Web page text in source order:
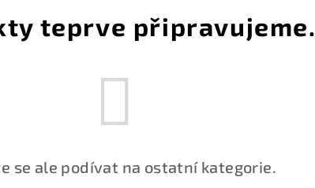
teprve připravujeme.
se ale podívat na ostatní kategorie.